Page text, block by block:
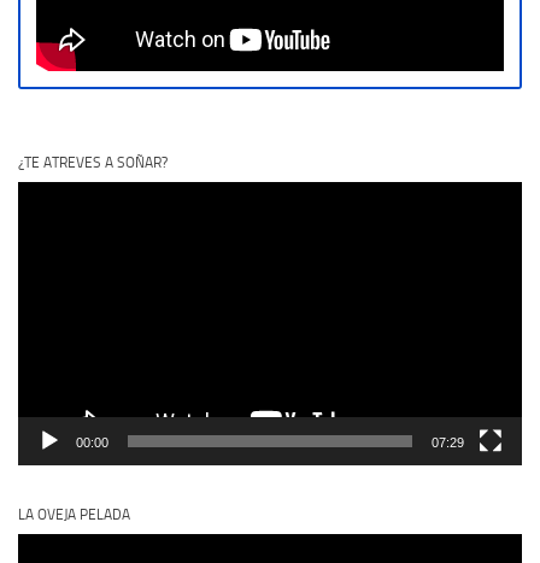
¿TE ATREVES A SOÑAR?
00:00 07:29
LA OVEJA PELADA